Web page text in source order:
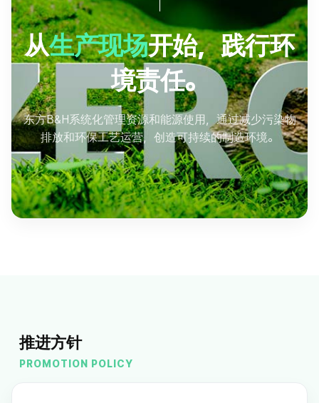
从生产现场开始，践行环
境责任。
东方B&H系统化管理资源和能源使用，通过减少污染物
排放和环保工艺运营，创造可持续的制造环境。
推进方针
PROMOTION POLICY